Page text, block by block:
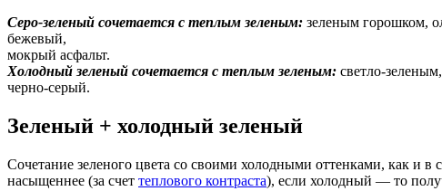
Серо-зеленый сочетается с теплым зеленым: зеленым горошком,
бежевый,
мокрый асфальт.
Холодный зеленый сочетается с теплым зеленым: светло-
черно-серый.
Зеленый + холодный зеленый
Сочетание зеленого цвета со своими холодными оттенками, как и
насыщеннее (за счет теплового контраста), если холодный — то